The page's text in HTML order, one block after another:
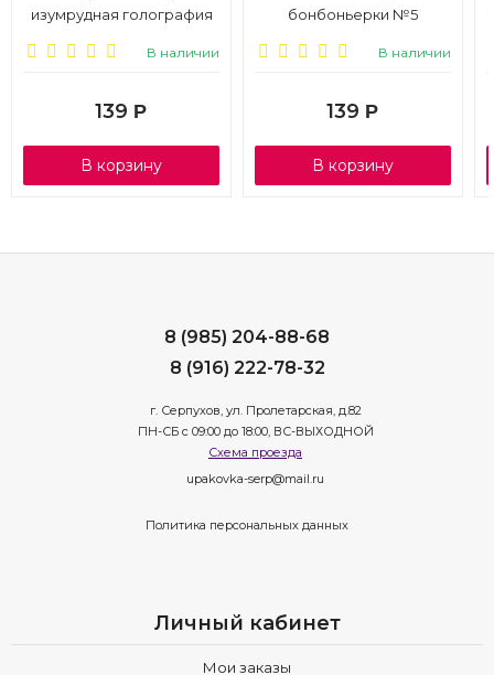
изумрудная голография
В наличии
139 Р
В корзину
бонбоньерки №5
В наличии
139 Р
В корзину
8 (985) 204-88-68
8 (916) 222-78-32
г. Серпухов, ул. Пролетарская, д.82
ПН-СБ с 09:00 до 18:00, ВС-ВЫХОДНОЙ
Схема проезда
upakovka-serp@mail.ru
Политика персональных данных
Личный кабинет
Мои заказы